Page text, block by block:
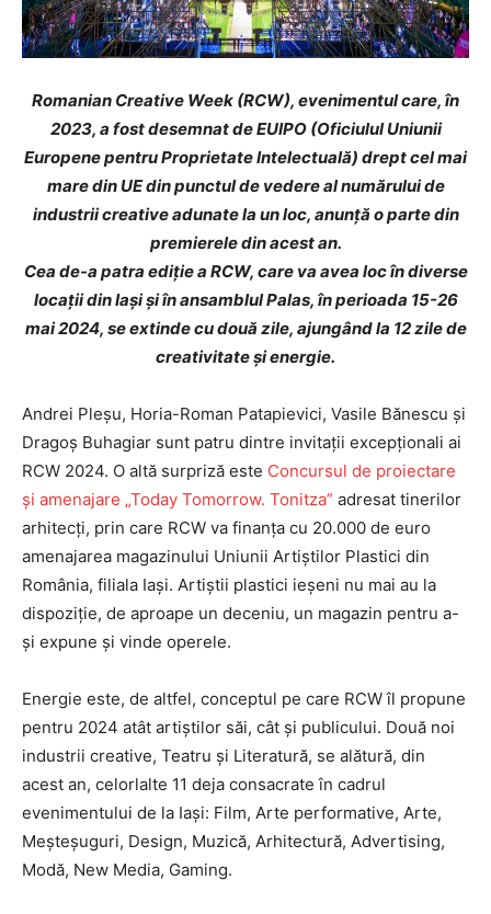
Romanian Creative Week (RCW), evenimentul care, în
2023, a fost desemnat de EUIPO (Oficiulul Uniunii
Europene pentru Proprietate Intelectuală) drept cel mai
mare din UE din punctul de vedere al numărului de
industrii creative adunate la un loc, anunță o parte din
premierele din acest an.
Cea de-a patra ediţie a RCW, care va avea loc în diverse
locaţii din Iaşi şi în ansamblul Palas, în perioada 15-26
mai 2024, se extinde cu două zile, ajungând la 12 zile de
creativitate și energie.
Andrei Pleșu, Horia-Roman Patapievici, Vasile Bănescu și
Dragoș Buhagiar sunt patru dintre invitații excepționali ai
RCW 2024. O altă surpriză este Concursul de proiectare
și amenajare „Today Tomorrow. Tonitza” adresat tinerilor
arhitecți, prin care RCW va finanța cu 20.000 de euro
amenajarea magazinului Uniunii Artiștilor Plastici din
România, filiala Iași. Artiștii plastici ieșeni nu mai au la
dispoziție, de aproape un deceniu, un magazin pentru a-
și expune și vinde operele.
Energie este, de altfel, conceptul pe care RCW îl propune
pentru 2024 atât artiștilor săi, cât și publicului. Două noi
industrii creative, Teatru și Literatură, se alătură, din
acest an, celorlalte 11 deja consacrate în cadrul
evenimentului de la Iași: Film, Arte performative, Arte,
Meșteșuguri, Design, Muzică, Arhitectură, Advertising,
Modă, New Media, Gaming.